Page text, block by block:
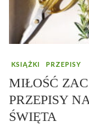
KSIĄŻKI PRZEPISY
MIŁOŚĆ
PRZEPISY
ŚWIĘTA